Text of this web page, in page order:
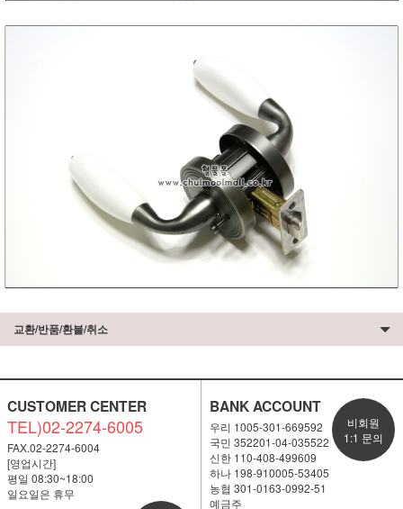
교환/반품/환불/취소
CUSTOMER CENTER
TEL)02-2274-6005
FAX.02-2274-6004
[영업시간]
평일 08:30~18:00
일요일은 휴무
BANK ACCOUNT
우리 1005-301-669592
국민 352201-04-035522
신한 110-408-499609
하나 198-910005-53405
농협 301-0163-0992-51
예금주
비회원
1:1 문의